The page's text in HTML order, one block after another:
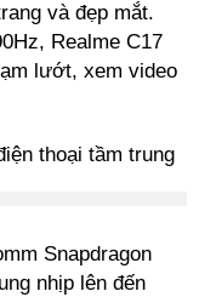
và đẹp mắt.
Realme C17
lướt, xem video
Snapdragon
nhịp lên đến